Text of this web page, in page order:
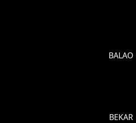
BALAO
BEKAR